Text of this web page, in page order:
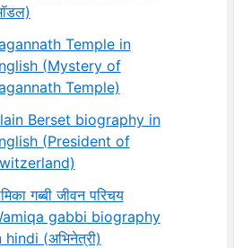
Temple in
(Mystery of
Temple)
Berset biography in
(President of
गब्बी जीवन परिचय
gabbi biography
hindi (अभिनेत्री)